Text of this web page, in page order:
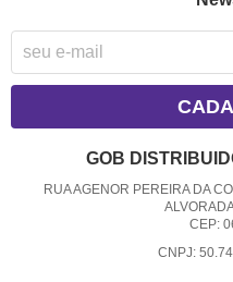
GOB
RUA AGENOR PEREIRA DA
CEP:
CNPJ: